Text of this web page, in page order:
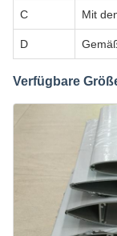
C Mit
D
Verfügbare